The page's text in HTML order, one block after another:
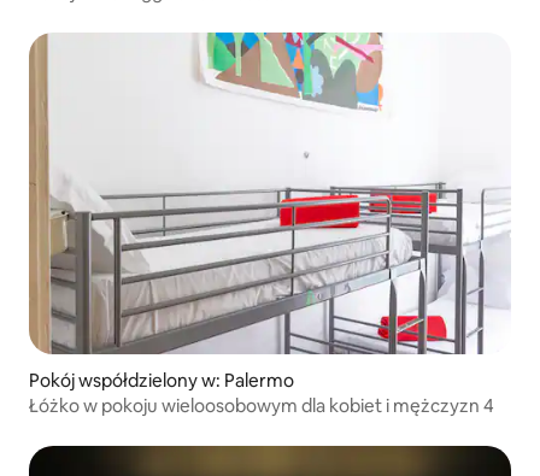
Pokój współdzielony w: Palermo
Łóżko w pokoju wieloosobowym dla kobiet i mężczyzn 4